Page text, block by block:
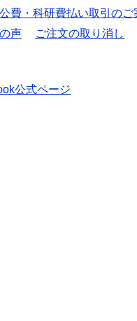
費・科研費払い取引のご
声 ご注文の取り消し
公式ページ